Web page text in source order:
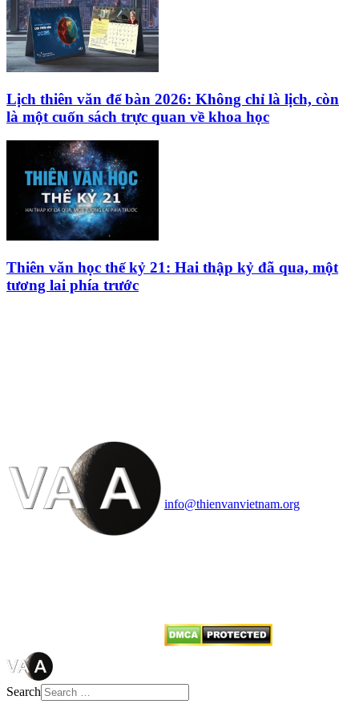
Lịch thiên văn để bàn 2026: Không chỉ là lịch, còn
là một cuốn sách trực quan về khoa học
Thiên văn học thế kỷ 21: Hai thập kỷ đã qua, một
tương lai phía trước
info@thienvanvietnam.org
Search